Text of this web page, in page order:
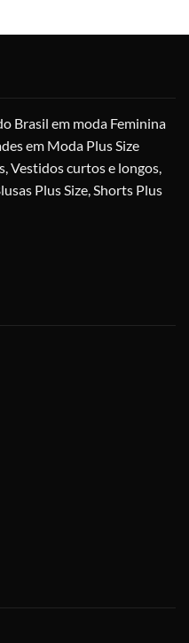
Brasil em moda Feminina
em Moda Plus Size
Vestidos curtos e longos,
Plus Size, Shorts Plus